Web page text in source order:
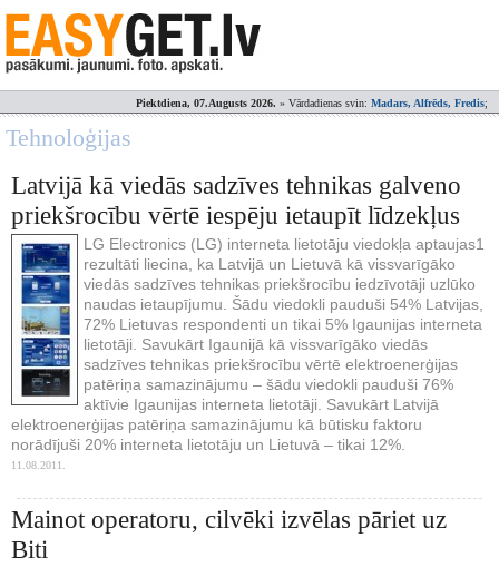
Piektdiena, 07.Augusts 2026. » Vārdadienas svin: Madars, Alfrēds, Fredis;
Tehnoloģijas
Latvijā kā viedās sadzīves tehnikas galveno
priekšrocību vērtē iespēju ietaupīt līdzekļus
LG Electronics (LG) interneta lietotāju viedokļa aptaujas1
rezultāti liecina, ka Latvijā un Lietuvā kā vissvarīgāko
viedās sadzīves tehnikas priekšrocību iedzīvotāji uzlūko
naudas ietaupījumu. Šādu viedokli pauduši 54% Latvijas,
72% Lietuvas respondenti un tikai 5% Igaunijas interneta
lietotāji. Savukārt Igaunijā kā vissvarīgāko viedās
sadzīves tehnikas priekšrocību vērtē elektroenerģijas
patēriņa samazinājumu – šādu viedokli pauduši 76%
aktīvie Igaunijas interneta lietotāji. Savukārt Latvijā
elektroenerģijas patēriņa samazinājumu kā būtisku faktoru
norādījuši 20% interneta lietotāju un Lietuvā – tikai 12%.
11.08.2011.
Mainot operatoru, cilvēki izvēlas pāriet uz
Biti